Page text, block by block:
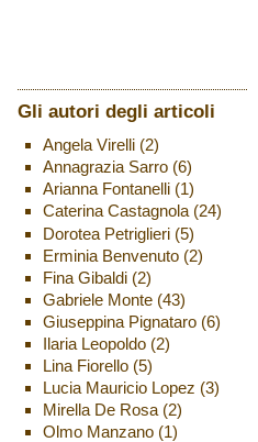
Gli autori degli articoli
Angela Virelli(2)
Annagrazia Sarro(6)
Arianna Fontanelli(1)
Caterina Castagnola(24)
Dorotea Petriglieri(5)
Erminia Benvenuto(2)
Fina Gibaldi(2)
Gabriele Monte(43)
Giuseppina Pignataro(6)
Ilaria Leopoldo(2)
Lina Fiorello(5)
Lucia Mauricio Lopez (3)
Mirella De Rosa(2)
Olmo Manzano(1)